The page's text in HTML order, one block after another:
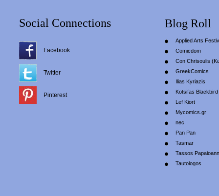
Social Connections
Facebook
Twitter
Pinterest
Blog Roll
Applied Arts
Comicdom
Con Chrisoulis
GreekComics
Ilias Kyriazis
Kotsifas Blackbird
Lef Kiort
Mycomics.gr
nec
Pan Pan
Tasmar
Tassos
Tautologos